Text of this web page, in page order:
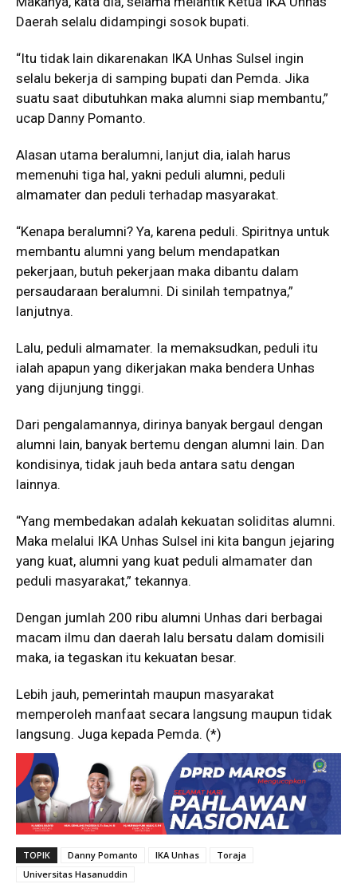
Daerah selalu didampingi sosok bupati.
“Itu tidak lain dikarenakan IKA Unhas Sulsel ingin
selalu bekerja di samping bupati dan Pemda. Jika
suatu saat dibutuhkan maka alumni siap membantu,”
ucap Danny Pomanto.
Alasan utama beralumni, lanjut dia, ialah harus
memenuhi tiga hal, yakni peduli alumni, peduli
almamater dan peduli terhadap masyarakat.
“Kenapa beralumni? Ya, karena peduli. Spiritnya untuk
membantu alumni yang belum mendapatkan
pekerjaan, butuh pekerjaan maka dibantu dalam
persaudaraan beralumni. Di sinilah tempatnya,”
lanjutnya.
Lalu, peduli almamater. Ia memaksudkan, peduli itu
ialah apapun yang dikerjakan maka bendera Unhas
yang dijunjung tinggi.
Dari pengalamannya, dirinya banyak bergaul dengan
alumni lain, banyak bertemu dengan alumni lain. Dan
kondisinya, tidak jauh beda antara satu dengan
lainnya.
“Yang membedakan adalah kekuatan soliditas alumni.
Maka melalui IKA Unhas Sulsel ini kita bangun jejaring
yang kuat, alumni yang kuat peduli almamater dan
peduli masyarakat,” tekannya.
Dengan jumlah 200 ribu alumni Unhas dari berbagai
macam ilmu dan daerah lalu bersatu dalam domisili
maka, ia tegaskan itu kekuatan besar.
Lebih jauh, pemerintah maupun masyarakat
memperoleh manfaat secara langsung maupun tidak
langsung. Juga kepada Pemda. (*)
TOPIK Danny Pomanto IKA Unhas
Toraja
Universitas Hasanuddin